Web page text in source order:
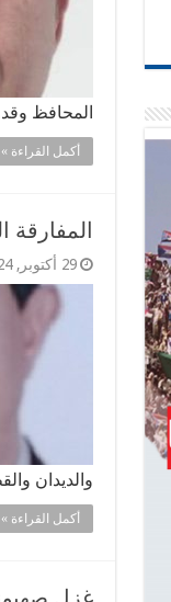
المحافظ
أكمل القراءة »
المفارقة
29 أكتوبر, 2024
والديدان
أكمل القراءة »